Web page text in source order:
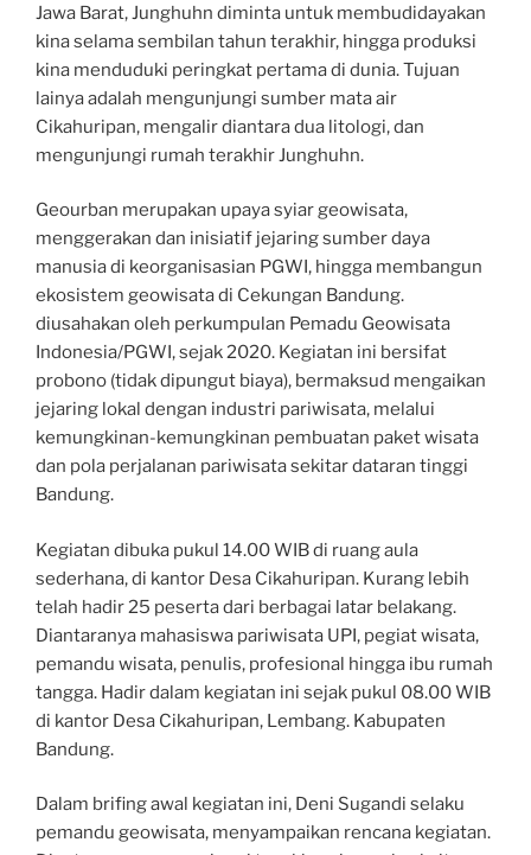
Jawa Barat, Junghuhn diminta untuk membudidayakan
kina selama sembilan tahun terakhir, hingga produksi
kina menduduki peringkat pertama di dunia. Tujuan
lainya adalah mengunjungi sumber mata air
Cikahuripan, mengalir diantara dua litologi, dan
mengunjungi rumah terakhir Junghuhn.
Geourban merupakan upaya syiar geowisata,
menggerakan dan inisiatif jejaring sumber daya
manusia di keorganisasian PGWI, hingga membangun
ekosistem geowisata di Cekungan Bandung.
diusahakan oleh perkumpulan Pemadu Geowisata
Indonesia/PGWI, sejak 2020. Kegiatan ini bersifat
probono (tidak dipungut biaya), bermaksud mengaikan
jejaring lokal dengan industri pariwisata, melalui
kemungkinan-kemungkinan pembuatan paket wisata
dan pola perjalanan pariwisata sekitar dataran tinggi
Bandung.
Kegiatan dibuka pukul 14.00 WIB di ruang aula
sederhana, di kantor Desa Cikahuripan. Kurang lebih
telah hadir 25 peserta dari berbagai latar belakang.
Diantaranya mahasiswa pariwisata UPI, pegiat wisata,
pemandu wisata, penulis, profesional hingga ibu rumah
tangga. Hadir dalam kegiatan ini sejak pukul 08.00 WIB
di kantor Desa Cikahuripan, Lembang. Kabupaten
Bandung.
Dalam brifing awal kegiatan ini, Deni Sugandi selaku
pemandu geowisata, menyampaikan rencana kegiatan.